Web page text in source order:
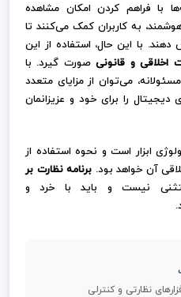
با فراهم کردن امکان مشاهده
به کاربران کمک می‌کنند تا
با این حال، استفاده از این
اخلاقی و قانونیصورت گیرد. با
می‌توان از مزایای متعدد
دیجیتال را برای خود و عزیزانمان
ابزار است و نحوه استفاده از
آن خواهد بود. برنامه نظارت بر
نیست و باید با خرد و
نظارتی و کنترلی